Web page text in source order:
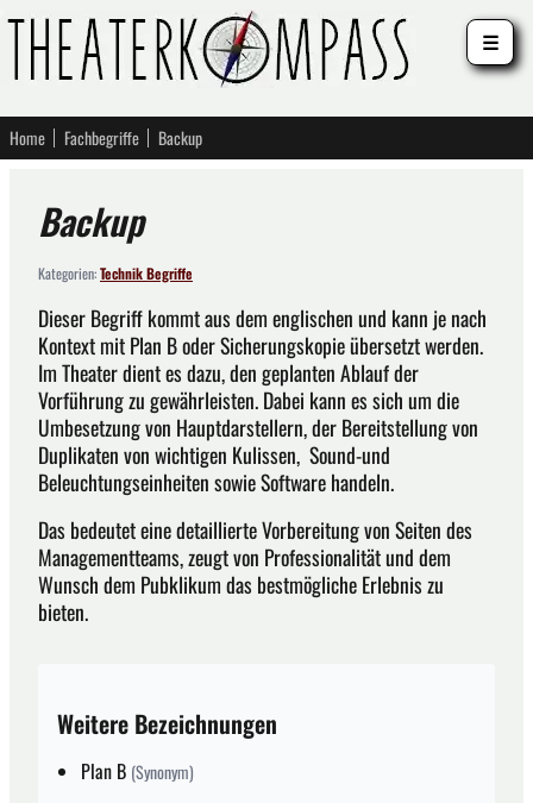
Home Fachbegriffe Backup
Backup
Kategorien:Technik Begriffe
Dieser Begriff kommt aus dem englischen und kann je nach
Kontext mit Plan B oder Sicherungskopie übersetzt werden.
Im Theater dient es dazu, den geplanten Ablauf der
Vorführung zu gewährleisten. Dabei kann es sich um die
Umbesetzung von Hauptdarstellern, der Bereitstellung von
Duplikaten von wichtigen Kulissen, Sound-und
Beleuchtungseinheiten sowie Software handeln.
Das bedeutet eine detaillierte Vorbereitung von Seiten des
Managementteams, zeugt von Professionalität und dem
Wunsch dem Pubklikum das bestmögliche Erlebnis zu
bieten.
Weitere Bezeichnungen
Plan B (Synonym)
☰